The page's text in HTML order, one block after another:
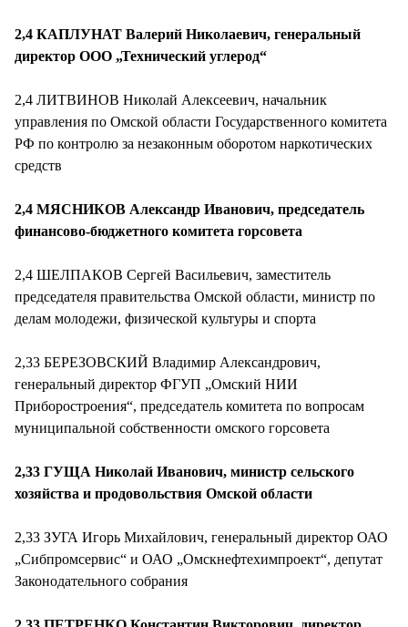
2,4 КАПЛУНАТ Валерий Николаевич, генеральный
директор ООО „Технический углерод“
2,4 ЛИТВИНОВ Николай Алексеевич, начальник
управления по Омской области Государственного комитета
РФ по контролю за незаконным оборотом наркотических
средств
2,4 МЯСНИКОВ Александр Иванович, председатель
финансово-бюджетного комитета горсовета
2,4 ШЕЛПАКОВ Сергей Васильевич, заместитель
председателя правительства Омской области, министр по
делам молодежи, физической культуры и спорта
2,33 БЕРЕЗОВСКИЙ Владимир Александрович,
генеральный директор ФГУП „Омский НИИ
Приборостроения“, председатель комитета по вопросам
муниципальной собственности омского горсовета
2,33 ГУЩА Николай Иванович, министр сельского
хозяйства и продовольствия Омской области
2,33 ЗУГА Игорь Михайлович, генеральный директор ОАО
„Сибпромсервис“ и ОАО „Омскнефтехимпроект“, депутат
Законодательного собрания